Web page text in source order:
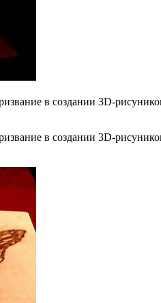
в создании 3D-
в создании 3D-